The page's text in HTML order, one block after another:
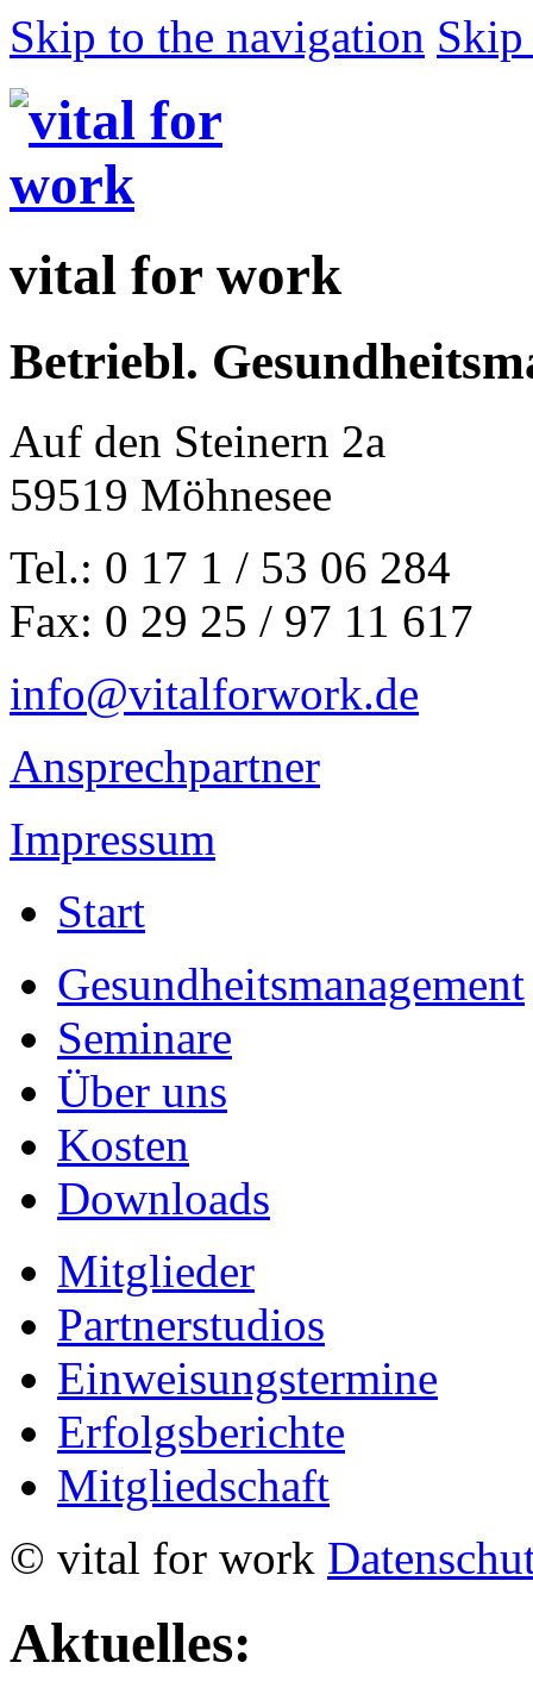
Skip to the navigation Skip
vital for work
Betriebl.
Auf den Steinern 2a
59519 Möhnesee
Tel.: 0 17 1 / 53 06 284
Fax: 0 29 25 / 97 11 617
info@vitalforwork.de
Ansprechpartner
Impressum
Start
Gesundheitsmanagement
Seminare
Über uns
Kosten
Downloads
Mitglieder
Partnerstudios
Einweisungstermine
Erfolgsberichte
Mitgliedschaft
© vital for work
Aktuelles: